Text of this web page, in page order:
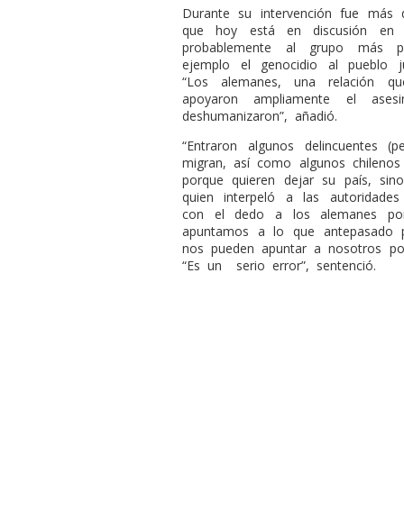
Durante su intervención fue
que hoy está en discusión en
probablemente al grupo más
ejemplo el genocidio al pueblo
“Los alemanes, una relación
apoyaron ampliamente el
deshumanizaron”, añadió.
“Entraron algunos delincuentes
migran, así como algunos
porque quieren dejar su país,
quien interpeló a las
con el dedo a los alemanes
apuntamos a lo que
nos pueden apuntar a nosotros
“Es un
serio error”, sentenció.